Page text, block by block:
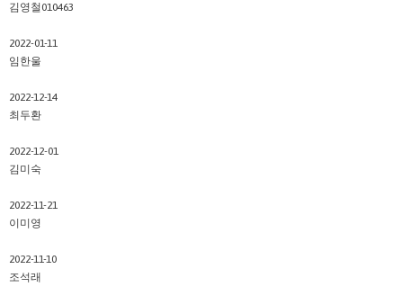
김영철010463
2022-01-11
임한울
2022-12-14
최두환
2022-12-01
김미숙
2022-11-21
이미영
2022-11-10
조석래